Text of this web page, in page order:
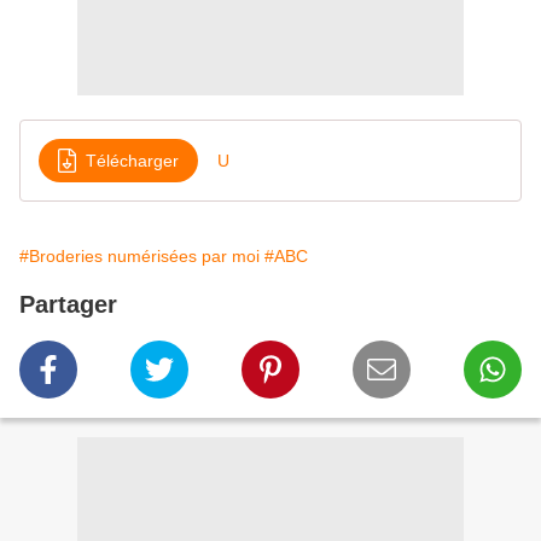
Télécharger U
#Broderies numérisées par moi #ABC
Partager